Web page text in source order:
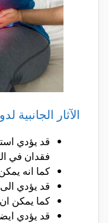
الآثار الجانبية
قد يؤدي
فقدان في
كما انه
قد يؤدي الى
كما يمكن
قد يؤدي